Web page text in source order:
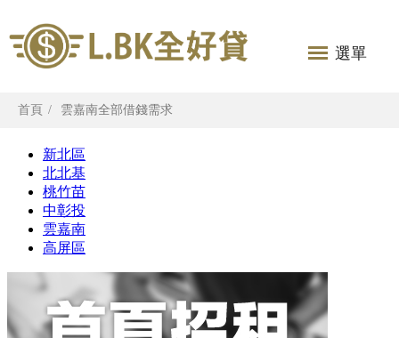
選單
首頁 雲嘉南全部借錢需求